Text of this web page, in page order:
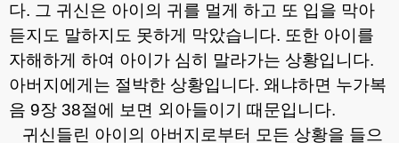
다. 그 귀신은 아이의 귀를 멀게 하고 또 입을 막아
듣지도 말하지도 못하게 막았습니다. 또한 아이를
자해하게 하여 아이가 심히 말라가는 상황입니다.
아버지에게는 절박한 상황입니다. 왜냐하면 누가복
음 9장 38절에 보면 외아들이기 때문입니다.
귀신들린 아이의 아버지로부터 모든 상황을 들으